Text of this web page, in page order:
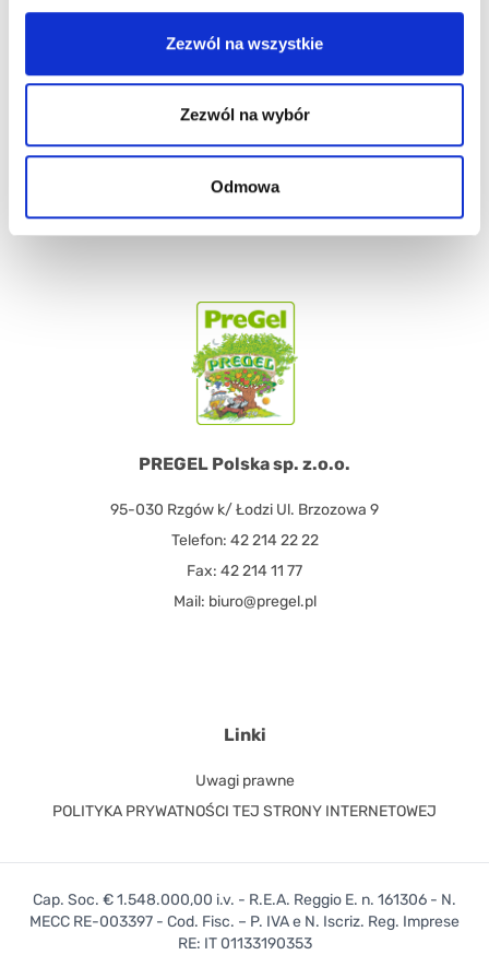
Zezwól na wszystkie
Zezwól na wybór
Odmowa
PREGEL Polska sp. z.o.o.
95-030 Rzgów k/ Łodzi Ul. Brzozowa 9
Telefon: 42 214 22 22
Fax: 42 214 11 77
Mail: biuro@pregel.pl
Linki
Uwagi prawne
POLITYKA PRYWATNOŚCI TEJ STRONY INTERNETOWEJ
Wsparcie klienta
Robimy wszystko żeby oferować jak najlepsze wsparcie.
Staramy się wejść w rolę klienta i odgadnąć wszystkie
życzenia i potrzeby. Chcemy być wiarygodnym doradcą w
sprawach związanych z produktami, dostawami, informacjami
o rynku oraz innowacjach.
Cap. Soc. € 1.548.000,00 i.v. - R.E.A. Reggio E. n. 161306 - N.
MECC RE-003397 - Cod. Fisc. – P. IVA e N. Iscriz. Reg. Imprese
RE: IT 01133190353